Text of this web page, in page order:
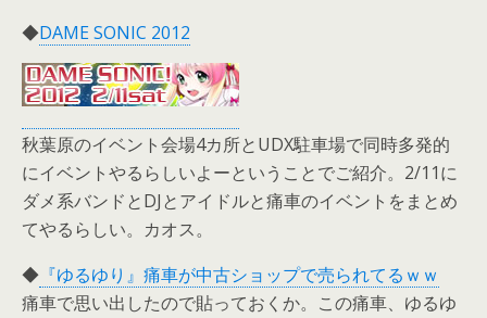
◆DAME SONIC 2012
秋葉原のイベント会場4カ所とUDX駐車場で同時多発的
にイベントやるらしいよーということでご紹介。2/11に
ダメ系バンドとDJとアイドルと痛車のイベントをまとめ
てやるらしい。カオス。
◆ 『ゆるゆり』痛車が中古ショップで売られてるｗｗ
痛車で思い出したので貼っておくか。この痛車、ゆるゆ